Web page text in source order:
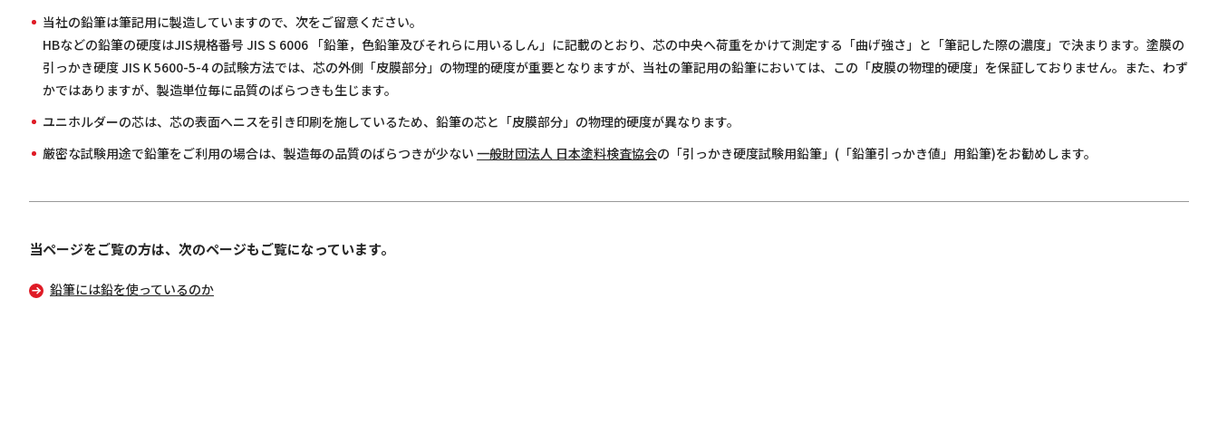
当社の鉛筆は筆記用に製造していますので、次をご留意ください。
HBなどの鉛筆の硬度はJIS規格番号 JIS S 6006 「鉛筆，色鉛筆及びそれらに用いるしん」に記載のとおり、芯の中央へ荷重をかけて測定する「曲げ強さ」と「筆記した際の濃度」で決まります。塗膜の
引っかき硬度 JIS K 5600-5-4 の試験方法では、芯の外側「皮膜部分」の物理的硬度が重要となりますが、当社の筆記用の鉛筆においては、この「皮膜の物理的硬度」を保証しておりません。また、わず
かではありますが、製造単位毎に品質のばらつきも生じます。
ユニホルダーの芯は、芯の表面へニスを引き印刷を施しているため、鉛筆の芯と「皮膜部分」の物理的硬度が異なります。
厳密な試験用途で鉛筆をご利用の場合は、製造毎の品質のばらつきが少ない 一般財団法人 日本塗料検査協会の「引っかき硬度試験用鉛筆」(「鉛筆引っかき値」用鉛筆)をお勧めします。
当ページをご覧の方は、次のページもご覧になっています。
鉛筆には鉛を使っているのか